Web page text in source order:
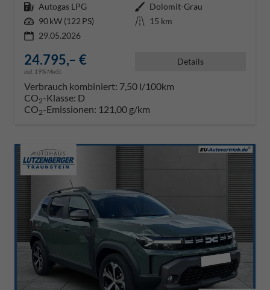
Kraftstoff Autogas LPG Außenfarbe Dolomit-Grau
Leistung 90 kW (122 PS) Kilometerstand 15 km
29.05.2026
24.795,– €
incl. 19% MwSt.
Details
Verbrauch kombiniert: 7,50 l/100km
CO2-Klasse: D
CO2-Emissionen: 121,00 g/km